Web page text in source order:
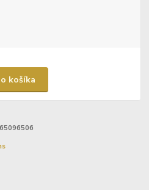
košíka